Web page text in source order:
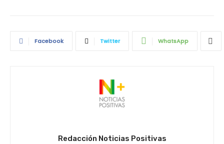
Facebook Twitter WhatsApp
Redacción Noticias Positivas